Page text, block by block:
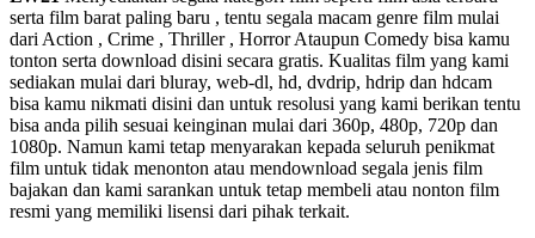
serta film barat paling baru , tentu segala macam genre film mulai
dari Action , Crime , Thriller , Horror Ataupun Comedy bisa kamu
tonton serta download disini secara gratis. Kualitas film yang kami
sediakan mulai dari bluray, web-dl, hd, dvdrip, hdrip dan hdcam
bisa kamu nikmati disini dan untuk resolusi yang kami berikan tentu
bisa anda pilih sesuai keinginan mulai dari 360p, 480p, 720p dan
1080p. Namun kami tetap menyarakan kepada seluruh penikmat
film untuk tidak menonton atau mendownload segala jenis film
bajakan dan kami sarankan untuk tetap membeli atau nonton film
resmi yang memiliki lisensi dari pihak terkait.